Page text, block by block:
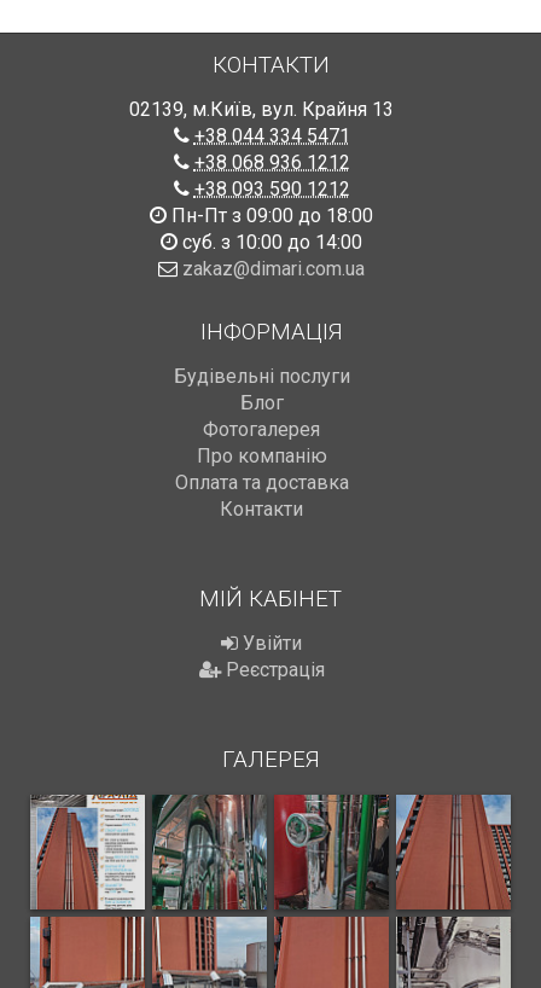
КОНТАКТИ
02139, м.Київ, вул. Крайня 13
+38 044 334 5471
+38 068 936 1212
+38 093 590 1212
Пн-Пт з 09:00 до 18:00
суб. з 10:00 до 14:00
zakaz@dimari.com.ua
ІНФОРМАЦІЯ
Будівельні послуги
Блог
Фотогалерея
Про компанію
Оплата та доставка
Контакти
МІЙ КАБІНЕТ
Увійти
Реєстрація
ГАЛЕРЕЯ